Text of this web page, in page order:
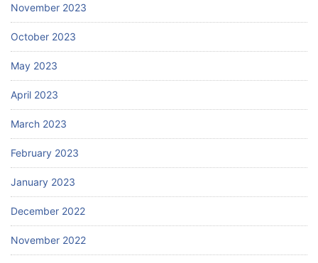
November 2023
October 2023
May 2023
April 2023
March 2023
February 2023
January 2023
December 2022
November 2022